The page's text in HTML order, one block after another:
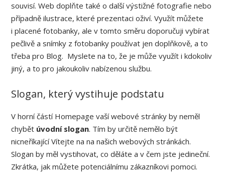
souvisí. Web doplňte také o další výstižné fotografie nebo
případně ilustrace, které prezentaci oživí. Využít můžete
i placené fotobanky, ale v tomto směru doporučuji vybírat
pečlivě a snímky z fotobanky používat jen doplňkově, a to
třeba pro Blog. Myslete na to, že je může využít i kdokoliv
jiný, a to pro jakoukoliv nabízenou službu.
Slogan, který vystihuje podstatu
V horní částí Homepage vaší webové stránky by neměl
chybět úvodní slogan. Tím by určitě nemělo být
nicneříkající Vítejte na na našich webových stránkách.
Slogan by měl vystihovat, co děláte a v čem jste jedineční.
Zkrátka, jak můžete potenciálnímu zákazníkovi pomoci.